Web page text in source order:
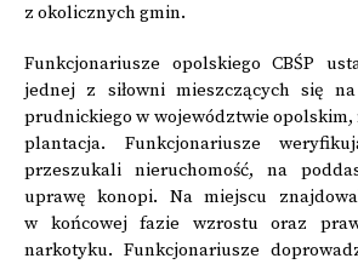
z okolicznych gmin.
Funkcjonariusze opolskiego CBŚP
jednej z siłowni mieszczących się
prudnickiego w województwie opolskim,
plantacja. Funkcjonariusze
przeszukali nieruchomość, na
uprawę konopi. Na miejscu
w końcowej fazie wzrostu oraz
narkotyku. Funkcjonariusze